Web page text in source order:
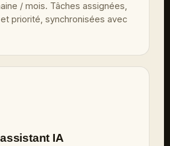
/ mois. Tâches assignées,
priorité, synchronisées avec
IA